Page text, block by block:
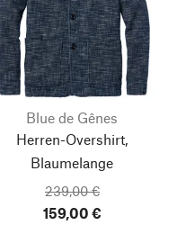
Blue de Gênes
Herren-Overshirt,
Blaumelange
239,00 €
159,00 €